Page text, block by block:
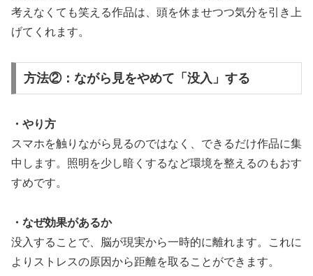
考えなくても笑える作品は、頭を休ませつつ気分を引き上
げてくれます。
方法②：ながら見をやめて「没入」する
・やり方
スマホを触りながら見るのではなく、できるだけ作品に集
中します。照明を少し暗くするなど環境を整えるのもおす
すめです。
・なぜ効果があるか
没入することで、脳が現実から一時的に離れます。これに
よりストレスの原因から距離を取ることができます。